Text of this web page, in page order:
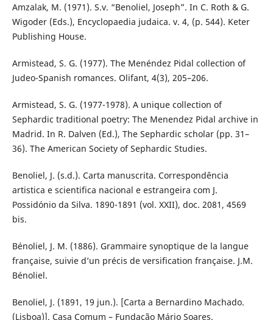
Amzalak, M. (1971). S.v. “Benoliel, Joseph”. In C. Roth & G.
Wigoder (Eds.), Encyclopaedia judaica. v. 4, (p. 544). Keter
Publishing House.
Armistead, S. G. (1977). The Menéndez Pidal collection of
Judeo-Spanish romances. Olifant, 4(3), 205–206.
Armistead, S. G. (1977-1978). A unique collection of
Sephardic traditional poetry: The Menendez Pidal archive in
Madrid. In R. Dalven (Ed.), The Sephardic scholar (pp. 31–
36). The American Society of Sephardic Studies.
Benoliel, J. (s.d.). Carta manuscrita. Correspondência
artistica e scientifica nacional e estrangeira com J.
Possidónio da Silva. 1890-1891 (vol. XXII), doc. 2081, 4569
bis.
Bénoliel, J. M. (1886). Grammaire synoptique de la langue
française, suivie d’un précis de versification française. J.M.
Bénoliel.
Benoliel, J. (1891, 19 jun.). [Carta a Bernardino Machado.
(Lisboa)]. Casa Comum – Fundação Mário Soares.